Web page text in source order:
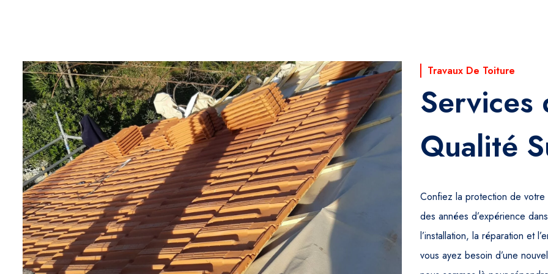
Travaux De Toiture
Services
Qualité
Confiez la protection de
des années d’expérience
l’installation, la réparation et
vous ayez besoin d’une